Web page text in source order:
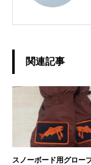
関連記事
スノーボード用グロー